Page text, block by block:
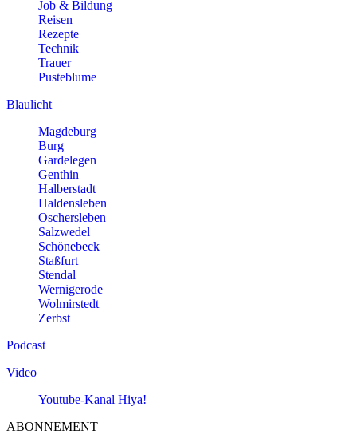
Job & Bildung
Reisen
Rezepte
Technik
Trauer
Pusteblume
Blaulicht
Magdeburg
Burg
Gardelegen
Genthin
Halberstadt
Haldensleben
Oschersleben
Salzwedel
Schönebeck
Staßfurt
Stendal
Wernigerode
Wolmirstedt
Zerbst
Podcast
Video
Youtube-Kanal Hiya!
ABONNEMENT